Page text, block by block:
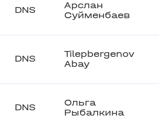
DNS
Арслан
Суйменбаев
DNS
Tilepbergenov
Abay
DNS
Ольга
Рыбалкина